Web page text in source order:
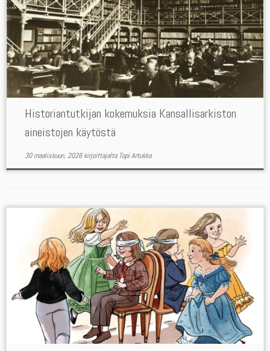
Historiantutkijan kokemuksia Kansallisarkiston
aineistojen käytöstä
30 maaliskuun, 2026 kirjoittajalta Topi Artukka